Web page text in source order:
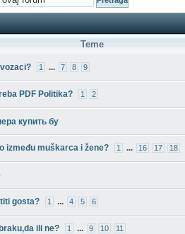
Teme
1 ... 7 8 9
PDF Politika? 1 2
купить бу
između muškarca i žene? 1 ... 16 17 18
gosta? 1 ... 4 5 6
ili ne? 1 ... 9 10 11